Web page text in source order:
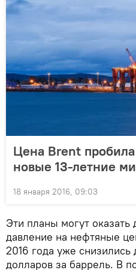
Цена Brent
новые 13-летние
18 января 2016, 09:03
Эти планы могут оказать
давление на нефтяные
2016 года уже
долларов за баррель. В